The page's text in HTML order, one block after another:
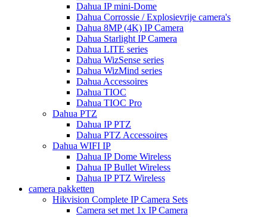
Dahua IP mini-Dome
Dahua Corrossie / Explosievrije camera's
Dahua 8MP (4K) IP Camera
Dahua Starlight IP Camera
Dahua LITE series
Dahua WizSense series
Dahua WizMind series
Dahua Accessoires
Dahua TIOC
Dahua TIOC Pro
Dahua PTZ
Dahua IP PTZ
Dahua PTZ Accessoires
Dahua WIFI IP
Dahua IP Dome Wireless
Dahua IP Bullet Wireless
Dahua IP PTZ Wireless
camera pakketten
Hikvision Complete IP Camera Sets
Camera set met 1x IP Camera